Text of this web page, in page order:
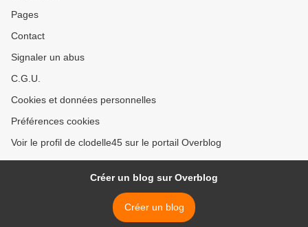
Pages
Contact
Signaler un abus
C.G.U.
Cookies et données personnelles
Préférences cookies
Voir le profil de clodelle45 sur le portail Overblog
Créer un blog sur Overblog
Créer un blog